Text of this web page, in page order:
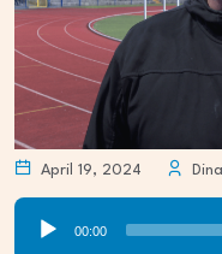
April 19, 2024
00:00